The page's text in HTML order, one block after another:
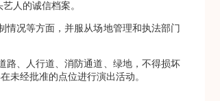
人的诚信档案。
况等方面，并服从场地管理和执法部门
路、人行道、消防通道、绿地，不得损坏
未经批准的点位进行演出活动。